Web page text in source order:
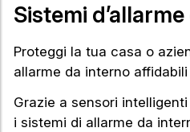
Sistemi
Proteggi la tua casa o
allarme da interno affidabili
Grazie a sensori
i sistemi di allarme da